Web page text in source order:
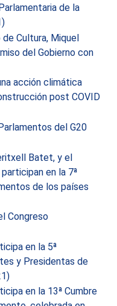
de la
Cultura, Miquel
del Gobierno con
acción climática
post COVID
del G20
Batet, y el
en la 7ª
de los países
Congreso
en la 5ª
y Presidentas de
en la 13ª Cumbre